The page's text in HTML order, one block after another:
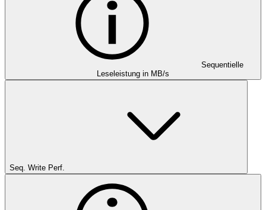
Sequentielle
Leseleistung in MB/s
Seq. Write Perf.